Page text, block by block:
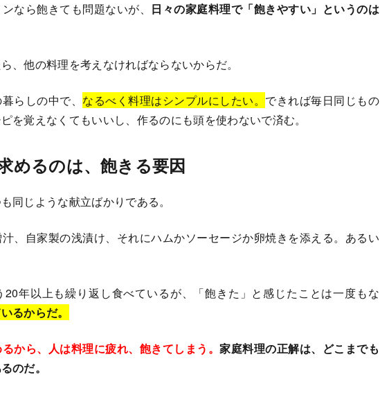
なら飽きても問題ないが、 日々の家庭料理で「飽きやすい」というのは
、他の料理を考えなければならないからだ。
らしの中で、 なるべく料理はシンプルにしたい。 できれば毎日同じもの
を覚えなくてもいいし、作るのにも頭を使わないで済む。
めるのは、飽きる要因
同じような献立ばかりである。
、自家製の浅漬け、それにハムかソーセージか卵焼きを添える。あるい
年以上も繰り返し食べているが、「飽きた」と感じたことは一度もな
るからだ。
から、人は料理に疲れ、飽きてしまう。家庭料理の正解は、どこまでも
のだ。